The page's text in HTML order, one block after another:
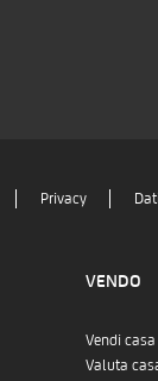
Privacy
VENDO
Vendi
Valuta